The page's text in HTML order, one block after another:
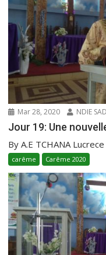
Mar 28, 2020 NDIE
Jour 19: Une
By A.E TCHANA Lucrece
carême Carême 2020